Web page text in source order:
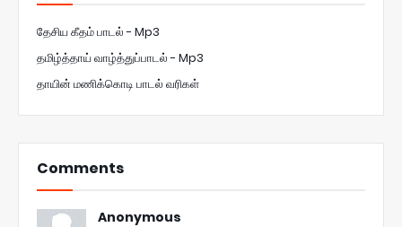
தேசிய கீதம் பாடல் - Mp3
தமிழ்த்தாய் வாழ்த்துப்பாடல் - Mp3
தாயின் மணிக்கொடி பாடல் வரிகள்
Comments
Anonymous